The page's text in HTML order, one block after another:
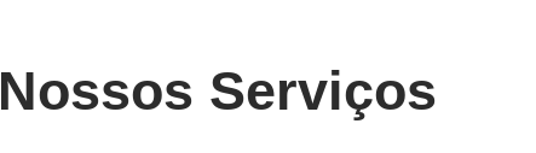
Nossos Serviços